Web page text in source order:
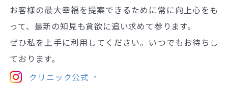
お客様の最大幸福を提案できるために常に向上心をも
って、最新の知見も貪欲に追い求めて参ります。
ぜひ私を上手に利用してください。いつでもお待ちし
ております。
クリニック公式